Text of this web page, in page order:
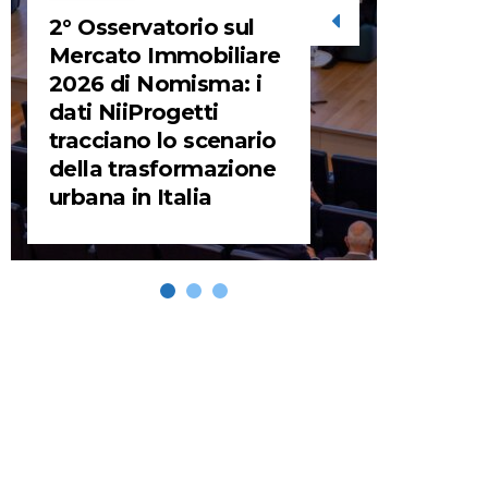
2° Osservatorio sul
Mercato Immobiliare
2026 di Nomisma: i
dati NiiProgetti
tracciano lo scenario
della trasformazione
urbana in Italia